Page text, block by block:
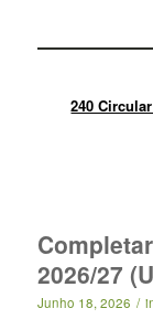
240
2026/27
Junho 18, 2026 /